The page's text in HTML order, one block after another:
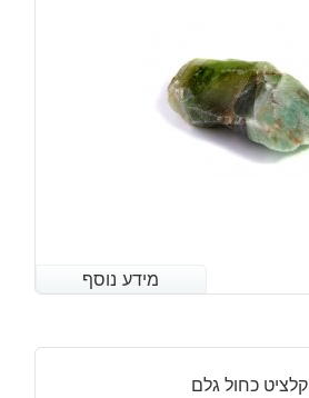
מידע נוסף
מידע נוסף
קלציט כחול גלם